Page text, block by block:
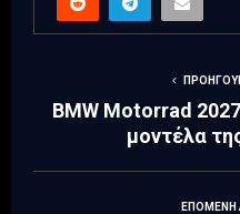
BMW Motorrad
μοντέλα
ΕΠΌΜΕΝΗ